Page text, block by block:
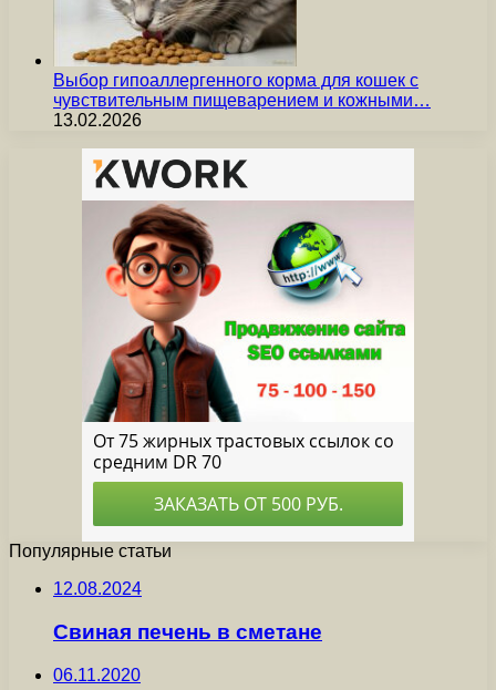
Выбор гипоаллергенного корма для кошек с
чувствительным пищеварением и кожными…
13.02.2026
Популярные статьи
12.08.2024
Свиная печень в сметане
06.11.2020